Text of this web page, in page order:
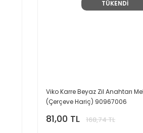
TÜKENDİ
Viko Karre Beyaz Zil Anahtarı
(Çerçeve Hariç) 90967006
81,00 TL 168,74 TL